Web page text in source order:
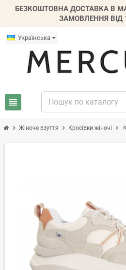
БЕЗКОШТОВНА ДОСТАВКА В
ЗАМОВЛЕННЯ ВІД
Українська
view_headline
chevron_right Жіноче взуття chevron_right Кросівки жіночі chevron_right